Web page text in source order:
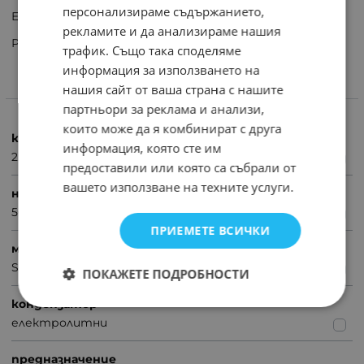
Електролитен кондензатор 2.2μF 50V SMD
Размери: /DxL/4 x 5.4mm
ХАРАКТЕРИСТИКИ
капацитет
2.2uF
напрежение (V)
50
монтаж
SMD
кондензатор
електролитни
предназначение
персонализираме съдържанието,
рекламите и да анализираме нашия
трафик. Също така споделяме
информация за използването на
нашия сайт от ваша страна с нашите
партньори за реклама и анализи,
които може да я комбинират с друга
информация, която сте им
предоставили или която са събрали от
вашето използване на техните услуги.
ПРИЕМЕТЕ ВСИЧКИ
ПОКАЖЕТЕ ПОДРОБНОСТИ